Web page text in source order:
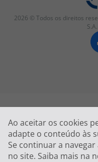
Ao aceitar os cookies
adapte o conteúdo às
Se continuar a
no site. Saiba mais na
2026 © Todos os direitos